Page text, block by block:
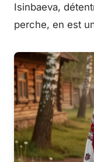
Isinbaeva,
perche, en est